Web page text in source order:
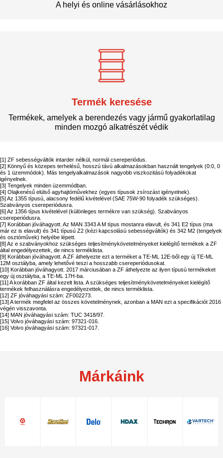
A helyi és online vásárlásokhoz
Termék keresése
Termékek, amelyek a berendezés vagy jármű gyakorlatilag
minden mozgó alkatrészét védik
[1] ZF sebességváltók intarder nélkül, normál csereperiódus.
[2] Könnyű és közepes terhelésű, hosszú távú alkalmazásokban használt tengelyek (0:0, 0
és 1 üzemmódok). Más tengelyalkalmazások nagyobb viszkozitású folyadékokat
igényelnek.
[3] Tengelyek minden üzemmódban.
[4] Olajkenésű elülső agyhajtóművekhez (egyes típusok zsírozást igényelnek).
[5] Az 1355 típusú, alacsony fedélű kivételével (SAE 75W-90 folyadék szükséges).
Szabványos csereperiódusra.
[6] Az 1356 típus kivételével (különleges termékre van szükség). Szabványos
csereperiódusra.
[7] Korábban jóváhagyott. Az MAN 3343 A M típus mostanra elavult, és 341 E2 típus (ma
már ez is elavult) és 341 típusú Z2 (kézi kapcsolású sebességváltók) és 342 M2 (tengelyek
és osztóművek) helyébe lépett.
[8] Az e szabványokhoz szükséges teljesítménykövetelményeket kielégítő termékek a ZF
által engedélyezettek, de nincs terméklista.
[9] Korábban jóváhagyott. A ZF áthelyezte ezt a terméket a TE-ML 12E-ből egy új TE-ML
12M osztályba, amely lehetővé teszi a hosszabb csereperiódusokat.
[10] Korábban jóváhagyott. 2017 márciusában a ZF áthelyezte az ilyen típusú termékeket
egy új osztályba, a TE-ML 17H-ba.
[11] A korábban ZF által kezelt lista. A szükséges teljesítménykövetelményeket kielégítő
termékek felhasználásra engedélyezettek, de nincs terméklista.
[12] ZF jóváhagyási szám: ZF002273.
[13] A termék megfelel az összes követelménynek, azonban a MAN ezt a specifikációt 2016
végén visszavonta.
[14] MAN jóváhagyási szám: TUC 3418/97.
[15] Volvo jóváhagyási szám: 97321-016.
[16] Volvo jóváhagyási szám: 97321-017.
Márkáink